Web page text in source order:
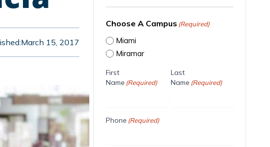
March 15, 2017
Choose A Campus (Required)
Miami
Miramar
First
Name (Required)
Last
Name (Required)
Phone (Required)